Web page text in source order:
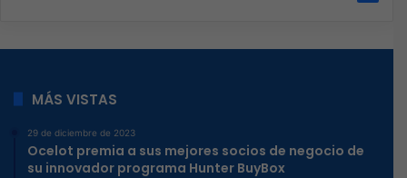
MÁS VISTAS
29 de diciembre de 2023
Ocelot premia a sus mejores socios de negocio de
su innovador programa Hunter BuyBox